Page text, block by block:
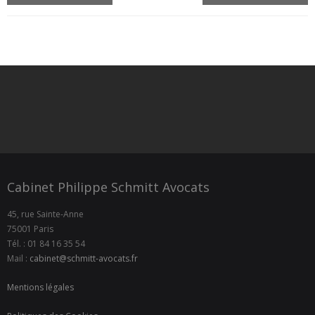
Cabinet Philippe Schmitt Avocats
45, rue Sainte-Anne
75001 Paris
Tél. : 01 84 16 35 54
Mail : cabinet@schmitt-avocats.fr
Mentions légales